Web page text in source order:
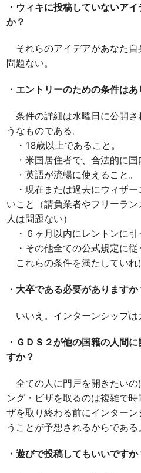
・ウィキに投稿していないア
か？
それらのアイデアがあなた自
問題ない。
・エントリーのための条件はあ
条件の詳細は水曜日に公開さ
うなものである。
・18歳以上であること。
・米国居住者で、合法的に国
・英語が流暢に使えること。
・現在または過去にウィザ
いこと（請負業者やフリーラ
人は問題ない）
・６ヶ月以内にレントンに引
・その他全ての公式規定に従
これらの条件を満たしていれ
・大卒である必要がありますか
いいえ。インターンシップは
・ＧＤＳ２が他の国籍の人間
すか？
全ての人に門戸を開きたいの
ング・ビザを取るのは複雑で
ザを取り終わる前にインター
うことが予想されるからである。
・遊びで投稿してもいいですか